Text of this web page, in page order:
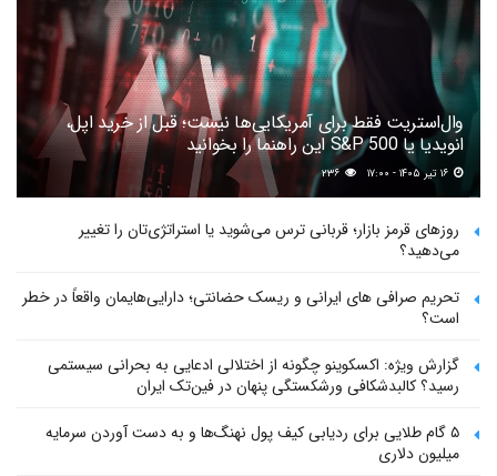
وال‌استریت فقط برای آمریکایی‌ها نیست؛ قبل از خرید اپل،
انویدیا یا S&P 500 این راهنما را بخوانید
۲۳۶
روزهای قرمز بازار؛ قربانی ترس می‌شوید یا استراتژی‌تان را تغییر
می‌دهید؟
تحریم صرافی های ایرانی و ریسک حضانتی؛ دارایی‌هایمان واقعاً در خطر
است؟
گزارش ویژه: اکسکوینو چگونه از اختلالی ادعایی به بحرانی سیستمی
رسید؟ کالبدشکافی ورشکستگی پنهان در فین‌تک ایران
۵ گام طلایی برای ردیابی کیف پول‌ نهنگ‌ها و به دست آوردن سرمایه
میلیون دلاری